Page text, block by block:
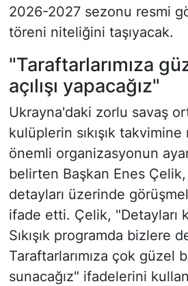
2026-2027 sezonu resmi
töreni niteliğini taşıyacak.
"Taraftarlarımıza
açılışı yapacağız"
Ukrayna'daki zorlu savaş
kulüplerin sıkışık
önemli organizasyonun
belirten Başkan Enes Çelik,
detayları üzerinde
ifade etti. Çelik, "Detayları
Sıkışık programda bizlere
Taraftarlarımıza çok güzel
sunacağız" ifadelerini